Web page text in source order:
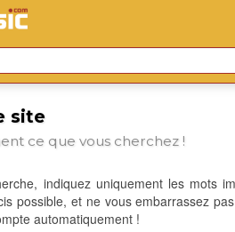
site
ce que vous cherchez !
indiquez uniquement les mots
possible, et ne vous embarrassez
automatiquement !